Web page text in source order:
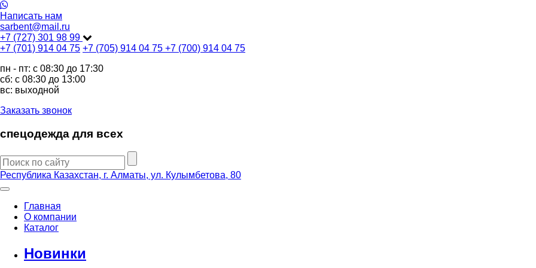
Написать нам
sarbent@mail.ru
+7 (727) 301 98 99
+7 (701) 914 04 75 +7 (705) 914 04 75 +7 (700) 914 04 75
пн - пт: c 08:30 до 17:30
сб: c 08:30 до 13:00
вс: выходной
Заказать звонок
спецодежда для всех
Республика Казахстан, г. Алматы, ул. Кулымбетова, 80
Главная
О компании
Каталог
Новинки